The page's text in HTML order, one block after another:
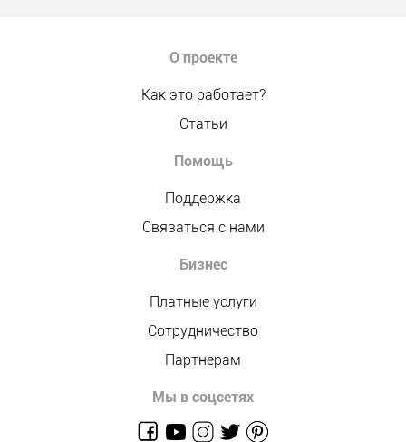
О проекте
Как это работает?
Статьи
Помощь
Поддержка
Связаться с нами
Бизнес
Платные услуги
Сотрудничество
Партнерам
Мы в соцсетях